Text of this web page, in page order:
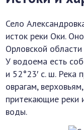
Село
исток реки Оки.
Орловской
У водоема есть
и 52°23′ с. ш. Река
оврагам,
притекающие реки
воды.